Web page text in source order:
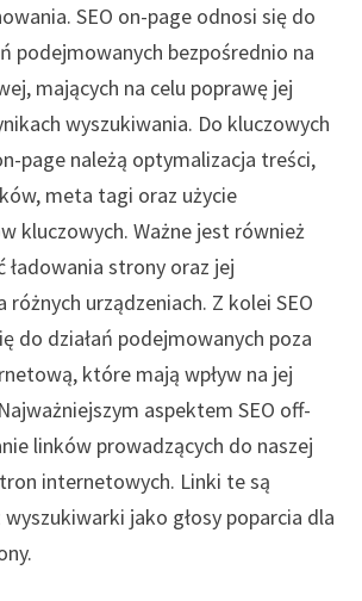
SEO on-page odnosi się do
podejmowanych bezpośrednio na
mających na celu poprawę jej
wyszukiwania. Do kluczowych
page należą optymalizacja treści,
meta tagi oraz użycie
kluczowych. Ważne jest również
ładowania strony oraz jej
różnych urządzeniach. Z kolei SEO
do działań podejmowanych poza
które mają wpływ na jej
aspektem SEO off-
linków prowadzących do naszej
internetowych. Linki te są
jako głosy poparcia dla